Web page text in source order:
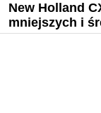
New Holland
mniejszych i